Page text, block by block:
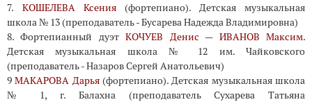
7. КОШЕЛЕВА Ксения (фортепиано). Детская музыкальная
школа № 13 (преподаватель - Бусарева Надежда Владимировна)
8. Фортепианный дуэтКОЧУЕВ Денис — ИВАНОВ Максим.
Детская музыкальная школа № 12 им. Чайковского
(преподаватель - Назаров Сергей Анатольевич)
9МАКАРОВА Дарья(фортепиано). Детская музыкальная школа
№ 1, г. Балахна (преподаватель Сухарева Татьяна